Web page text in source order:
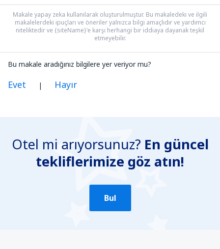
Makale yapay zeka kullanılarak oluşturulmuştur. Bu makaledeki ve ilgili
makalelerdeki ipuçları ve öneriler yalnızca bilgi amaçlıdır ve yardımcı
niteliktedir ve {siteName}'e karşı herhangi bir iddiaya dayanak teşkil
etmeyebilir.
Bu makale aradığınız bilgilere yer veriyor mu?
Evet | Hayır
Yanlış bilgi içeriyor
Konun ayrıntılarını içermiyor.
Otel mi arıyorsunuz? En güncel
tekliflerimize göz atın!
Bul